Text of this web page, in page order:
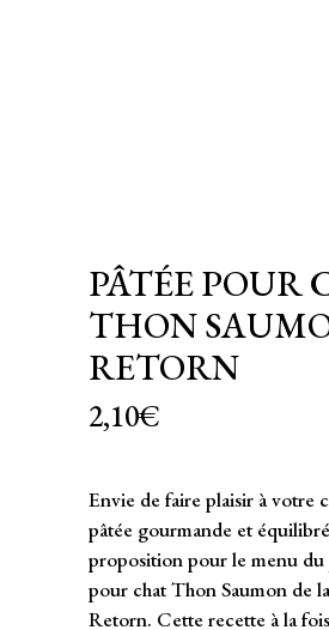
PÂTÉE POUR
THON
RETORN
2,10€
Envie de faire plaisir à votre
pâtée gourmande et
proposition pour le menu du
pour chat Thon Saumon de
Retorn. Cette recette à la